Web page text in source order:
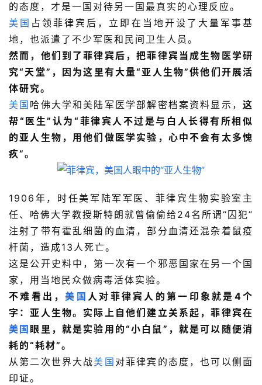
的态度，才是一国对待另一国最真实的心理反应。
美国 占领菲律宾后，立即在当地开设了大量军事基
地，也派遣了不少军医和民间卫生人员。
然而，他们到了菲律宾后，把菲律宾当成生物医学研
究“天堂”，因为这里有大量“亚人生物”供他们开展活
体研究。
美国 哈佛大学和美陆军医学部解密档案资料显示，这
帮“医生”认为“菲律宾人不过是与白人长得有所相似
的亚人生物，用他们做医学实验，心中不会有太多愧
疚”。
1906年，时任美军陆军军医、菲律宾生物实验室主
任、哈佛大学教授斯特朗就曾偷偷给24名所谓“囚犯”
注射了带有霍乱细菌的血清，部分血清还混杂着鼠疫
杆菌，造成13人死亡。
这是公开史料中，第一次有一个邪恶国家在另一个国
家，用当地民众做病毒活体实验。
不难看出，美国 人对菲律宾人的第一印象就是4个
字：亚人生物。实际上自他们建立关系起，菲律宾在
美国 眼里，就是实验用的“小白鼠”，就是可以随便消
耗的“耗材”。
从第二次世界大战美国 对菲律宾的态度，也可以侧面
印证。